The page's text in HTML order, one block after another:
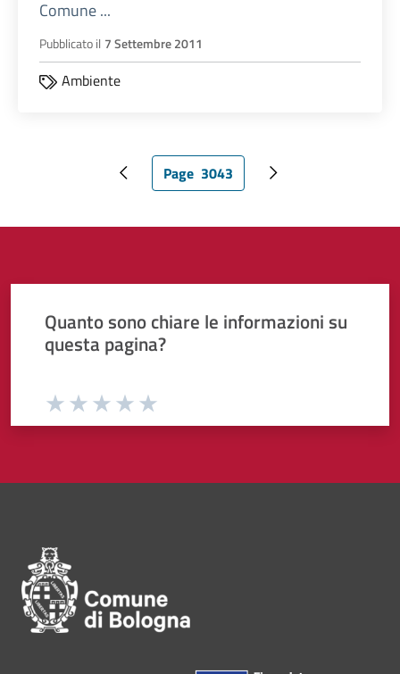
Comune ...
Pubblicato il 7 Settembre 2011
Ambiente
Pagina precedentePagina attuale
Page 3043 Pagina successiva
Quanto sono chiare le informazioni su
questa pagina?
Valuta da 1 a 5 stelle la paginaValuta 4 stelle su 5
Valuta 3 stelle su 5
Valuta 2 stelle su 5
Valuta 1 stelle su 5